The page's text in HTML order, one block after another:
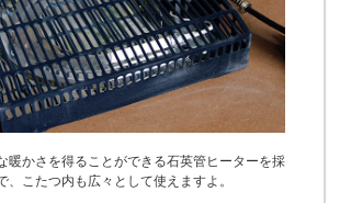
暖かさを得ることができる石英管ヒーターを採
、こたつ内も広々として使えますよ。